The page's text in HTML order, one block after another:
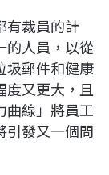
有裁員的計
的人員，以從
圾郵件和健康
度又更大，且
曲線」將員工
引發又一個問